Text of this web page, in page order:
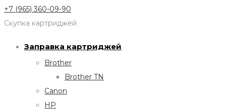
+7 (965) 360-09-90
Скупка картриджей
Заправка картриджей
Brother
Brother TN
Canon
HP